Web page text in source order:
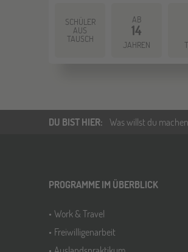
SCHÜLER
AUS
TAUSCH
AB
14
JAHREN
DU BIST HIER: Was willst du
PROGRAMME IM ÜBERBLICK
Work & Travel
Freiwilligenarbeit